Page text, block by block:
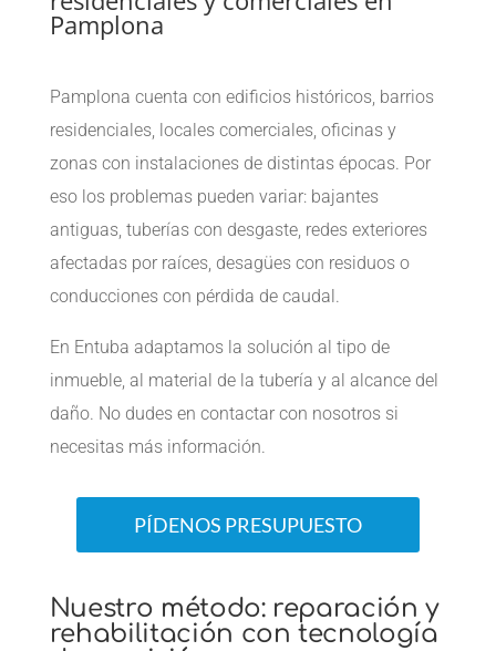
Pamplona
Pamplona cuenta con edificios históricos, barrios
residenciales, locales comerciales, oficinas y
zonas con instalaciones de distintas épocas. Por
eso los problemas pueden variar: bajantes
antiguas, tuberías con desgaste, redes exteriores
afectadas por raíces, desagües con residuos o
conducciones con pérdida de caudal.
En Entuba adaptamos la solución al tipo de
inmueble, al material de la tubería y al alcance del
daño. No dudes en contactar con nosotros si
necesitas más información.
PÍDENOS PRESUPUESTO
Nuestro método: reparación y
rehabilitación con tecnología